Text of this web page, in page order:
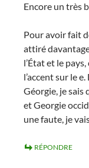
Encore un très
Pour avoir fait
attiré
l’État et le
l’accent sur le
Géorgie, je sais
et Georgie
une faute, je
RÉPONDRE